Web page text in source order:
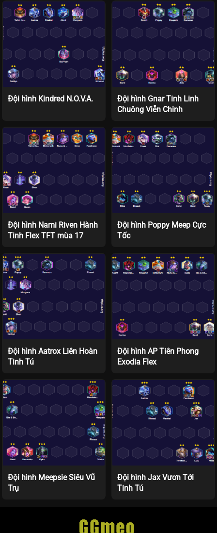
Đội hình Kindred N.O.V.A.
Đội hình Gnar Tinh Linh
Chuông Viễn Chinh
Đội hình Nami Riven Hành
Tinh Flex TFT mùa 17
Đội hình Poppy Meep Cực
Tốc
Đội hình Aatrox Liên Hoàn
Tinh Tú
Đội hình AP Tiên Phong
Exodia Flex
Đội hình Meepsie Siêu Vũ
Trụ
Đội hình Jax Vươn Tới
Tinh Tú